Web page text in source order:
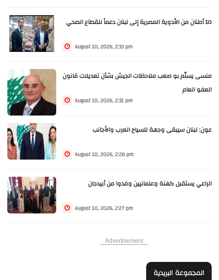
10 أطنان من الأدوية المصرية إلى لبنان دعماً للقطاع الصحي
August 10, 2026, 2:33 pm
منسى يسلّم بو صعب ملاحظات الجيش بشأن تعديلات قانون
العفو العام
August 10, 2026, 2:31 pm
عون: لبنان سيبقى وجهة للسياح العرب والأجانب
August 10, 2026, 2:28 pm
الراعي يستقبل كهنة وعلمانيين وفدوا من أبيدجان
August 10, 2026, 2:27 pm
Advertisement
المجموعة البريدية